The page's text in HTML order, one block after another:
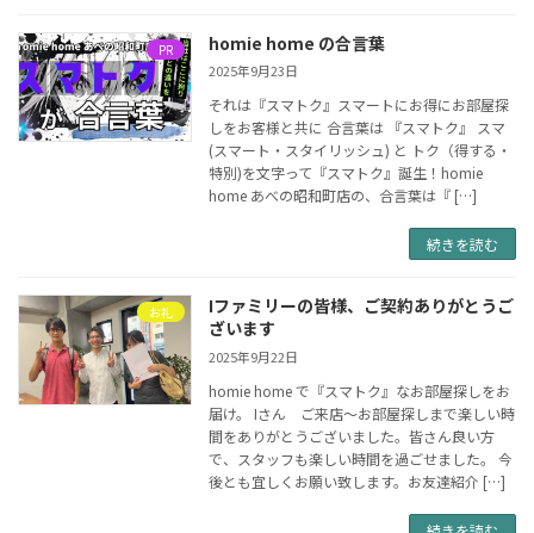
PR homie home の合言葉
2025年9月23日
それは『スマトク』スマートにお得にお部屋探
しをお客様と共に 合言葉は 『スマトク』 スマ
(スマート・スタイリッシュ) と トク（得する・
特別)を文字って『スマトク』誕生！homie
home あべの昭和町店の、合言葉は『 […]
続きを読む
お礼
Iファミリーの皆様、ご契約ありがとうご
ざいます
2025年9月22日
homie home で『スマトク』なお部屋探しをお
届け。 Iさん ご来店～お部屋探しまで楽しい時
間をありがとうございました。皆さん良い方
で、スタッフも楽しい時間を過ごせました。 今
後とも宜しくお願い致します。お友達紹介 […]